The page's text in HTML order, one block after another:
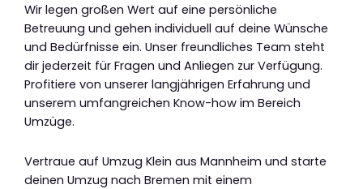
Wir legen großen Wert auf eine persönliche
Betreuung und gehen individuell auf deine Wünsche
und Bedürfnisse ein. Unser freundliches Team steht
dir jederzeit für Fragen und Anliegen zur Verfügung.
Profitiere von unserer langjährigen Erfahrung und
unserem umfangreichen Know-how im Bereich
Umzüge.
Vertraue auf Umzug Klein aus Mannheim und starte
deinen Umzug nach Bremen mit einem